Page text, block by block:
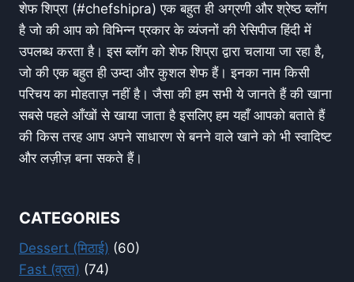
शेफ शिप्रा (#chefshipra) एक बहुत ही अग्रणी और श्रेष्ठ ब्लॉग
है जो की आप को विभिन्न प्रकार के व्यंजनों की रेसिपीज हिंदी में
उपलब्ध करता है। इस ब्लॉग को शेफ शिप्रा द्वारा चलाया जा रहा है,
जो की एक बहुत ही उम्दा और कुशल शेफ हैं। इनका नाम किसी
परिचय का मोहताज़ नहीं है। जैसा की हम सभी ये जानते हैं की खाना
सबसे पहले आँखों से खाया जाता है इसलिए हम यहाँ आपको बताते हैं
की किस तरह आप अपने साधारण से बनने वाले खाने को भी स्वादिष्ट
और लज़ीज़ बना सकते हैं।
CATEGORIES
Dessert (मिठाई) (60)
Fast (व्रत) (74)